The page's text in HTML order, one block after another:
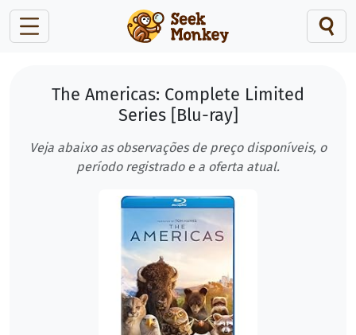
The Americas: Complete Limited
Series [Blu-ray]
Veja abaixo as observações de preço disponíveis, o
período registrado e a oferta atual.